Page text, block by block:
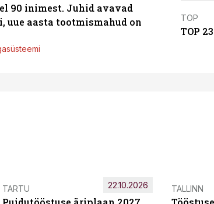
90 inimest. Juhid avavad
uue aasta tootmismahud on
TOP
TOP
TARTU 22.10.2026 TALLINN